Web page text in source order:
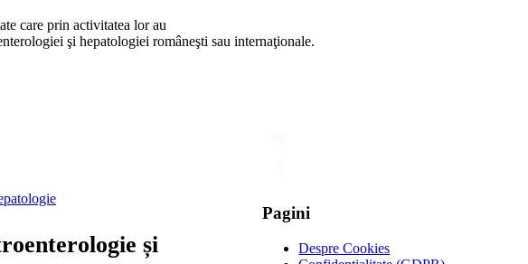
care prin activitatea lor au
şi hepatologiei româneşti sau internaţionale.
și
Pagini
Despre Cookies